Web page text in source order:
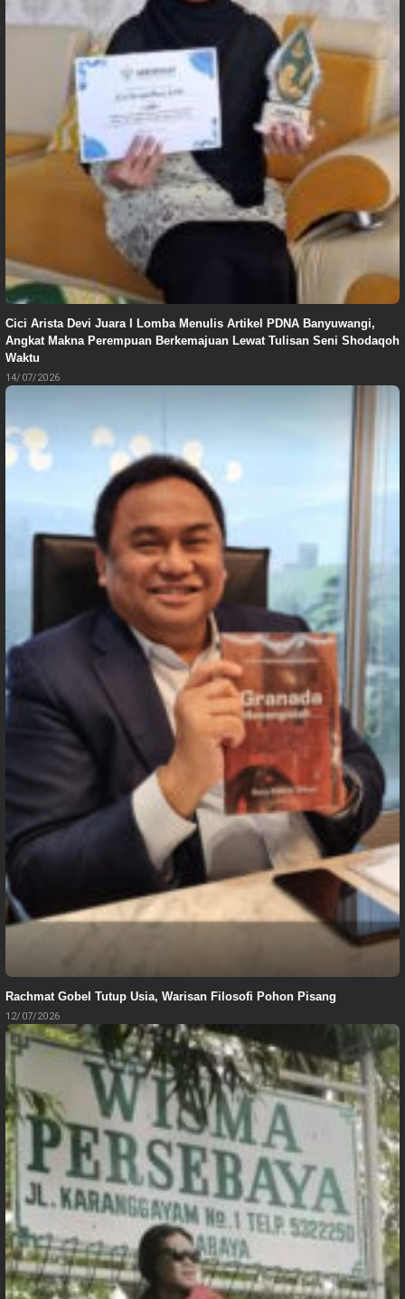
Cici Arista Devi Juara I Lomba Menulis Artikel PDNA Banyuwangi,
Angkat Makna Perempuan Berkemajuan Lewat Tulisan Seni Shodaqoh
Waktu
14/07/2026
Rachmat Gobel Tutup Usia, Warisan Filosofi Pohon Pisang
12/07/2026